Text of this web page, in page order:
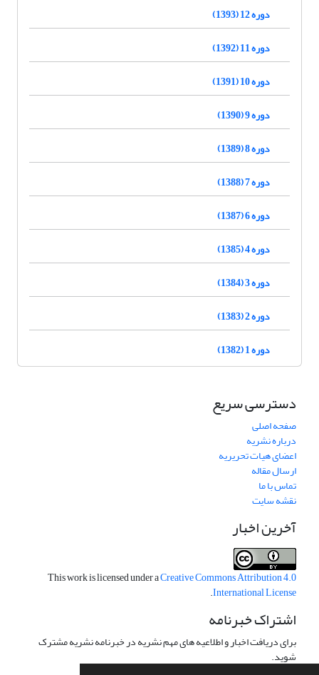
دوره 12 (1393)
دوره 11 (1392)
دوره 10 (1391)
دوره 9 (1390)
دوره 8 (1389)
دوره 7 (1388)
دوره 6 (1387)
دوره 4 (1385)
دوره 3 (1384)
دوره 2 (1383)
دوره 1 (1382)
دسترسی سریع
صفحه اصلی
درباره نشریه
اعضای هیات تحریریه
ارسال مقاله
تماس با ما
نقشه سایت
آخرین اخبار
This work is licensed under aCreative Commons Attribution 4.0
International License
.
اشتراک خبرنامه
برای دریافت اخبار و اطلاعیه های مهم نشریه در خبرنامه نشریه مشترک
شوید.